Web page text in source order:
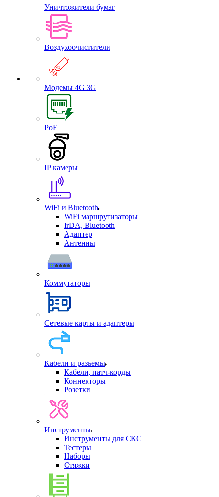
Уничтожители бумаг
Воздухоочистители
Модемы 4G 3G
PoE
IP камеры
WiFi и Bluetooth
WiFi маршрутизаторы
IrDA, Bluetooth
Адаптер
Антенны
Коммутаторы
Сетевые карты и адаптеры
Кабели и разъемы
Кабели, патч-корды
Коннекторы
Розетки
Инструменты
Инструменты для СКС
Тестеры
Наборы
Стяжки